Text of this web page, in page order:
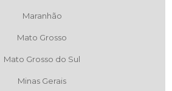
Maranhão
Mato Grosso
Mato Grosso do Sul
Minas Gerais